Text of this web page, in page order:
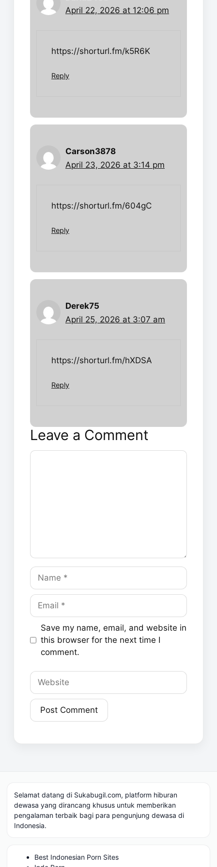
April 22, 2026 at 12:06 pm
https://shorturl.fm/k5R6K
Reply
Carson3878
April 23, 2026 at 3:14 pm
https://shorturl.fm/604gC
Reply
Derek75
April 25, 2026 at 3:07 am
https://shorturl.fm/hXDSA
Reply
Leave a Comment
Comment
Name
Email
Save my name, email, and website in
this browser for the next time I
comment.
Website
Selamat datang di Sukabugil.com, platform hiburan
dewasa yang dirancang khusus untuk memberikan
pengalaman terbaik bagi para pengunjung dewasa di
Indonesia.
Best Indonesian Porn Sites